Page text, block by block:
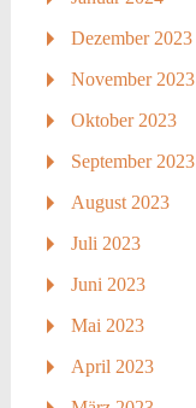
Dezember 2023
November 2023
Oktober 2023
September 2023
August 2023
Juli 2023
Juni 2023
Mai 2023
April 2023